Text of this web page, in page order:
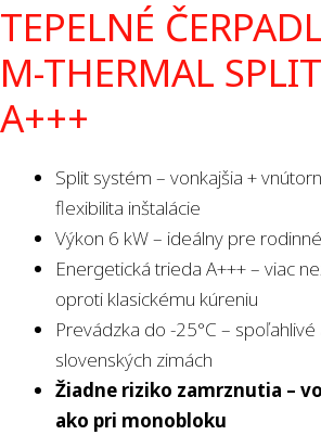
TEPELNÉ
M-THERMAL
A+++
Split systém – vonkajšia +
flexibilita inštalácie
Výkon 6 kW – ideálny pre
Energetická trieda A+++ – viac
oproti klasickému kúreniu
Prevádzka do -25°C – spoľahlivé
slovenských zimách
Žiadne riziko zamrznutia –
ako pri monobloku